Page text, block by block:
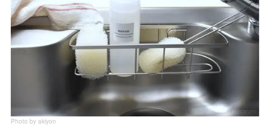
Photo by akiyon